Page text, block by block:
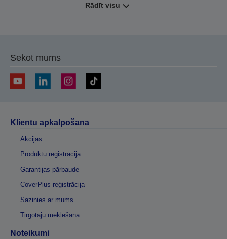
Rādīt visu
Sekot mums
Klientu apkalpošana
Akcijas
Produktu reģistrācija
Garantijas pārbaude
CoverPlus reģistrācija
Sazinies ar mums
Tirgotāju meklēšana
Noteikumi